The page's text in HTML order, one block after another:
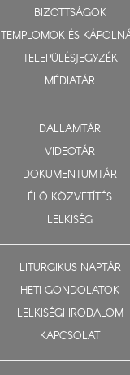
BIZOTTSÁGOK
TEMPLOMOK ÉS
TELEPÜLÉSJEGYZÉK
MÉDIATÁR
DALLAMTÁR
VIDEOTÁR
DOKUMENTUMTÁR
ÉLŐ KÖZVETÍTÉS
LELKISÉG
LITURGIKUS NAPTÁR
HETI GONDOLATOK
LELKISÉGI IRODALOM
KAPCSOLAT